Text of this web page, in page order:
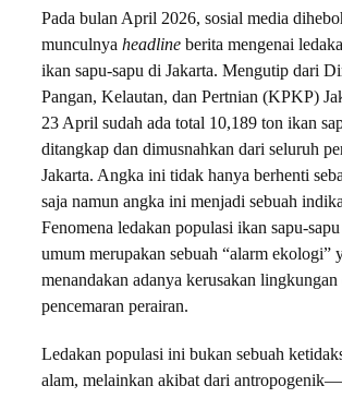
Pada bulan April 2026, sosial media
munculnya headline berita mengenai
ikan sapu-sapu di Jakarta. Mengutip dari
Pangan, Kelautan, dan Pertnian (KPKP)
23 April sudah ada total 10,189 ton ikan
ditangkap dan dimusnahkan dari seluruh
Jakarta. Angka ini tidak hanya berhenti
saja namun angka ini menjadi sebuah
Fenomena ledakan populasi ikan sapu-
umum merupakan sebuah “alarm ekologi”
menandakan adanya kerusakan lingkungan
pencemaran perairan.
Ledakan populasi ini bukan sebuah
alam, melainkan akibat dari